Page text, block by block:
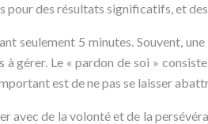
des résultats significatifs, et
seulement 5 minutes. Souvent,
gérer. Le « pardon de soi »
est de ne pas se laisser
avec de la volonté et de la